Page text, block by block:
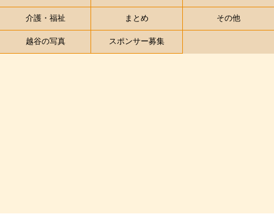
介護・福祉 まとめ その他
越谷の写真 スポンサー募集